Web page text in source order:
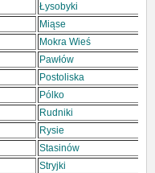
Łysobyki
Miąse
Mokra Wieś
Pawłów
Postoliska
Pólko
Rudniki
Rysie
Stasinów
Stryjki